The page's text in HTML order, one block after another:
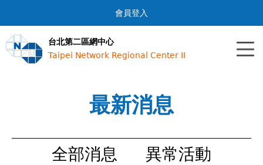
Jump to navigation
會員登入
台北第二區網中心
Taipei Network Regional Center II
最新消息
全部消息
異常活動